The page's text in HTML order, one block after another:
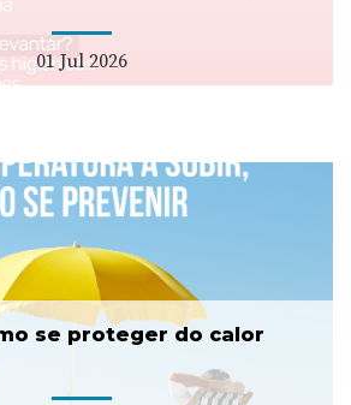
01 Jul 2026
se proteger do calor